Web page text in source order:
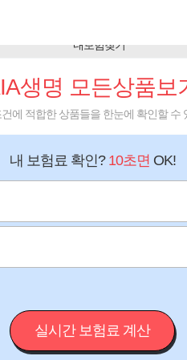
생명 모든상품보
에 적합한 상품들을 한눈에 확인할 수
내 보험료 확인? 10초면 OK!
실시간 보험료 계산